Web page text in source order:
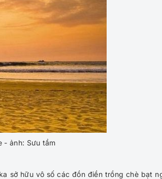
- ảnh: Sưu tầm
sở hữu vô số các đồn điền trồng chè bạt